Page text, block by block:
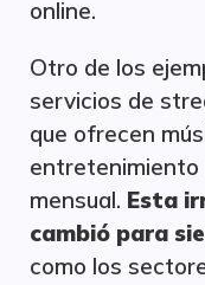
online.
Otro de los
servicios de
que ofrecen
entretenimiento
mensual. Esta
cambió para
como los